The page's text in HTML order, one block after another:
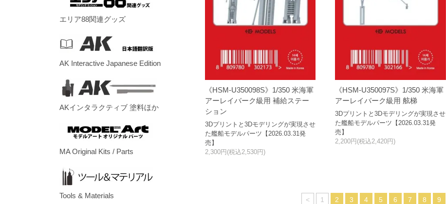
《HSM-U350098S》1/350 米海軍
アーレイバーク級用 補給ステー
ション
3Dプリントと3Dモデリングが実現させ
た艦船モデルパーツ【2026.03.31発
売】
2,300円(税込2,530円)
《HSM-U350097S》1/350 米海軍
アーレイバーク級用 舷梯
3Dプリントと3Dモデリングが実現させ
た艦船モデルパーツ【2026.03.31発
売】
2,200円(税込2,420円)
< 1 2 3 4 5 6 7 8 9
エリア88関連グッズ
AK Interactive Japanese Edition
AKインタラクティブ 塗料ほか
MA Original Kits / Parts
Tools & Materials